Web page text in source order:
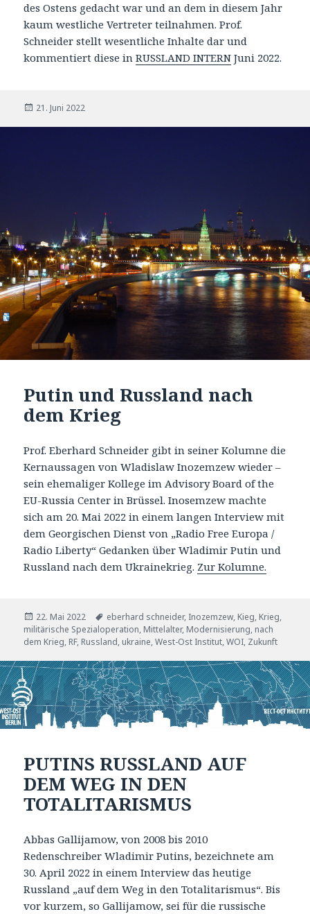
des Ostens gedacht war und an dem in diesem Jahr
kaum westliche Vertreter teilnahmen. Prof.
Schneider stellt wesentliche Inhalte dar und
kommentiert diese inRUSSLAND INTERN Juni 2022.
Veröffentlicht
21. Juni 2022
Putin und Russland nach
dem Krieg
Prof. Eberhard Schneider gibt in seiner Kolumne die
Kernaussagen von Wladislaw Inozemzew wieder –
sein ehemaliger Kollege im Advisory Board of the
EU-Russia Center in Brüssel. Inosemzew machte
sich am 20. Mai 2022 in einem langen Interview mit
dem Georgischen Dienst von „Radio Free Europa /
Radio Liberty“ Gedanken über Wladimir Putin und
Russland nach dem Ukrainekrieg. Zur Kolumne.
Veröffentlicht
am
22. Mai 2022 Tags
eberhard schneider, Inozemzew, Kieg, Krieg,
militärische Spezialoperation, Mittelalter, Modernisierung, nach
dem Krieg, RF, Russland, ukraine,West-Ost Institut,WOI, Zukunft
PUTINS RUSSLAND AUF
DEM WEG IN DEN
TOTALITARISMUS
Abbas Gallijamow, von 2008 bis 2010
Redenschreiber Wladimir Putins, bezeichnete am
30. April 2022 in einem Interview das heutige
Russland „auf dem Weg in den Totalitarismus“. Bis
vor kurzem, so Gallijamow, sei für die russische